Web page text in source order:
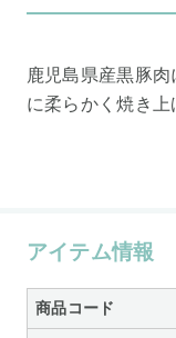
鹿児島県産黒豚
に柔らかく焼き上
アイテム情報
商品コード